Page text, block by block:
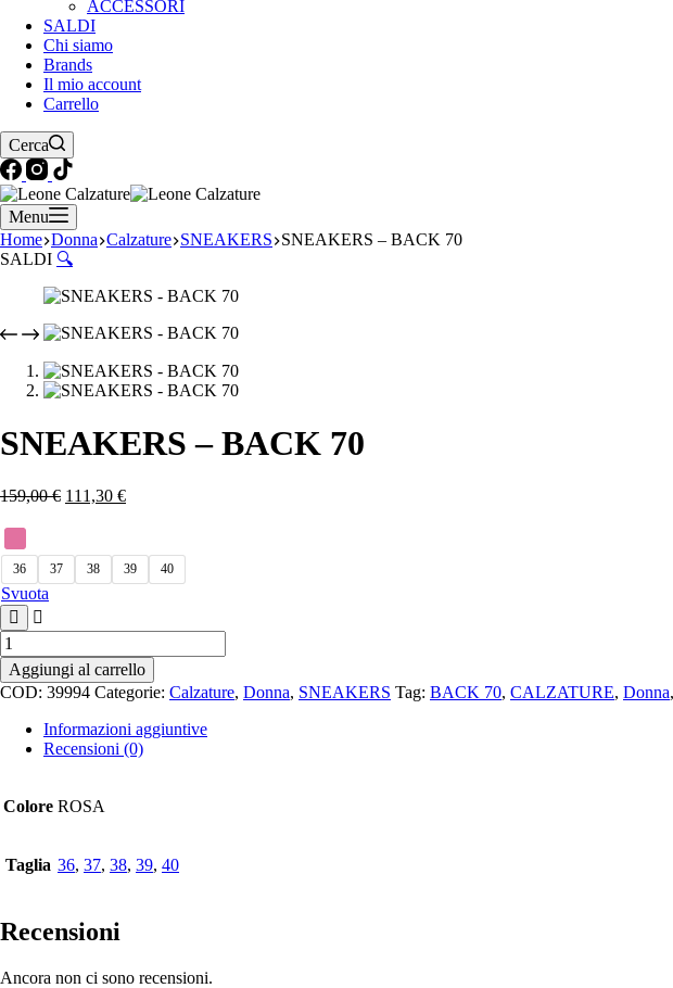
ACCESSORI
SALDI
Chi siamo
Brands
Il mio account
Carrello
Cerca
Menu
Home Donna Calzature SNEAKERS SNEAKERS – BACK 70
SALDI 🔍
SNEAKERS – BACK 70
159,00€ 111,30 €
36 37 38 39 40
Svuota
SNEAKERS
-
BACK
70
Aggiungi al carrello
COD: 39994 Categorie: Calzature, Donna, SNEAKERS Tag: BACK 70, CALZATURE, Donna,
Informazioni aggiuntive
Recensioni (0)
Colore ROSA
Taglia 36, 37, 38, 39, 40
Recensioni
Ancora non ci sono recensioni.